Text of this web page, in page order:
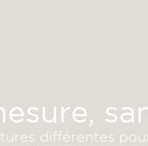
différentes